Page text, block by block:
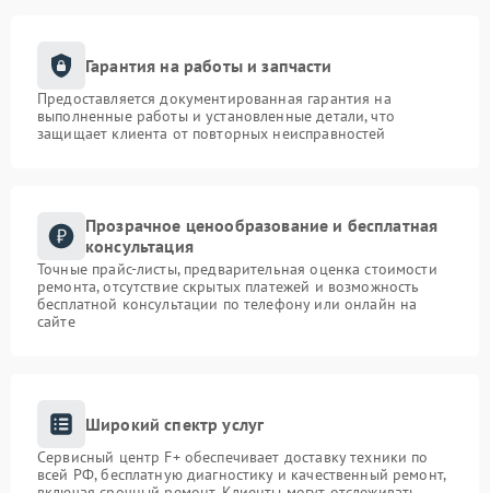
Гарантия на работы и запчасти
Предоставляется документированная гарантия на
выполненные работы и установленные детали, что
защищает клиента от повторных неисправностей
Прозрачное ценообразование и бесплатная
консультация
Точные прайс-листы, предварительная оценка стоимости
ремонта, отсутствие скрытых платежей и возможность
бесплатной консультации по телефону или онлайн на
сайте
Широкий спектр услуг
Сервисный центр F+ обеспечивает доставку техники по
всей РФ, бесплатную диагностику и качественный ремонт,